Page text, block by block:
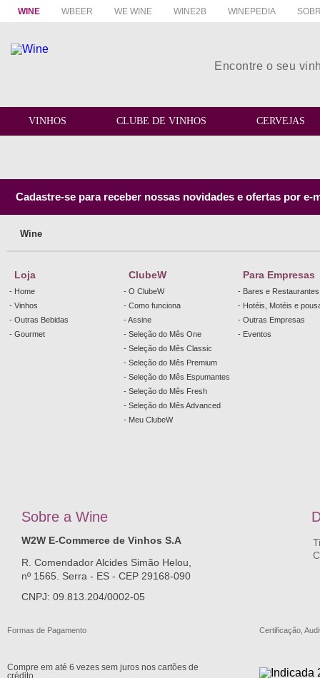
WINE WBEER WE WINE WINE2B WINEPEDIA
VINHOS CLUBE DE VINHOS CERVEJAS
Cadastre-se para receber nossas novidades e ofertas por e-
Wine
Loja
- Home
- Vinhos
- Outras Bebidas
- Gourmet
ClubeW
- O ClubeW
- Como funciona
- Assine
- Seleção do Mês One
- Seleção do Mês Classic
- Seleção do Mês Premium
- Seleção do Mês Espumantes
- Seleção do Mês Fresh
- Seleção do Mês Advanced
- Meu ClubeW
Para Empresas
- Bares e Restaurantes
- Hotéis, Motéis e
- Outras Empresas
- Eventos
Sobre a Wine
W2W E-Commerce de Vinhos S.A
R. Comendador Alcides Simão Helou,
nº 1565. Serra - ES - CEP 29168-090
CNPJ: 09.813.204/0002-05
Formas de Pagamento
Compre em até 6 vezes sem juros nos cartões de
crédito.
Certificação,